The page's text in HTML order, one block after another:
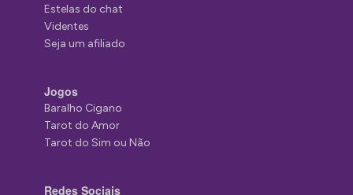
Estelas do chat
Videntes
Seja um afiliado
Jogos
Baralho Cigano
Tarot do Amor
Tarot do Sim ou Não
Redes Sociais